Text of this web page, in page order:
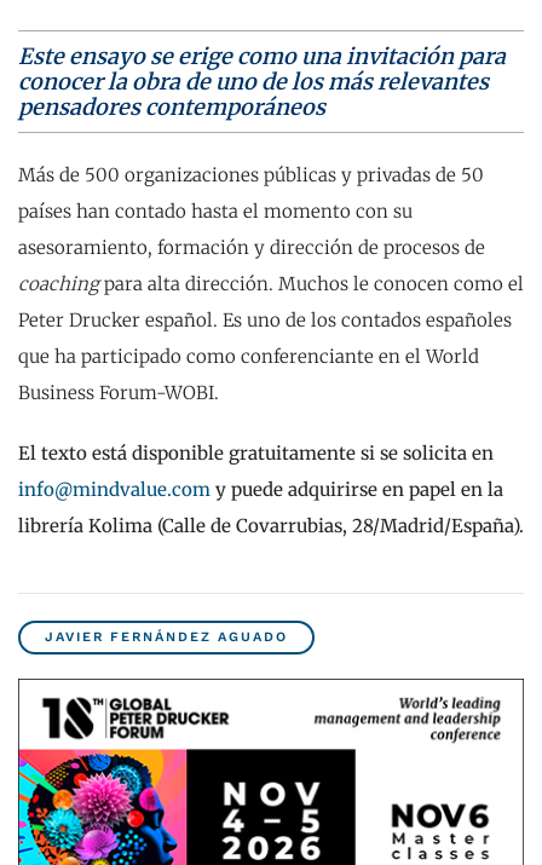
Este ensayo se erige como una invitación para
conocer la obra de uno de los más relevantes
pensadores contemporáneos
Más de 500 organizaciones públicas y privadas de 50
países han contado hasta el momento con su
asesoramiento, formación y dirección de procesos de
coachingpara alta dirección. Muchos le conocen como el
Peter Drucker español. Es uno de los contados españoles
que ha participado como conferenciante en el World
Business Forum-WOBI.
El texto está disponible gratuitamente si se solicita en
info@mindvalue.com y puede adquirirse en papel en la
librería Kolima (Calle de Covarrubias, 28/Madrid/España).
JAVIER FERNÁNDEZ AGUADO